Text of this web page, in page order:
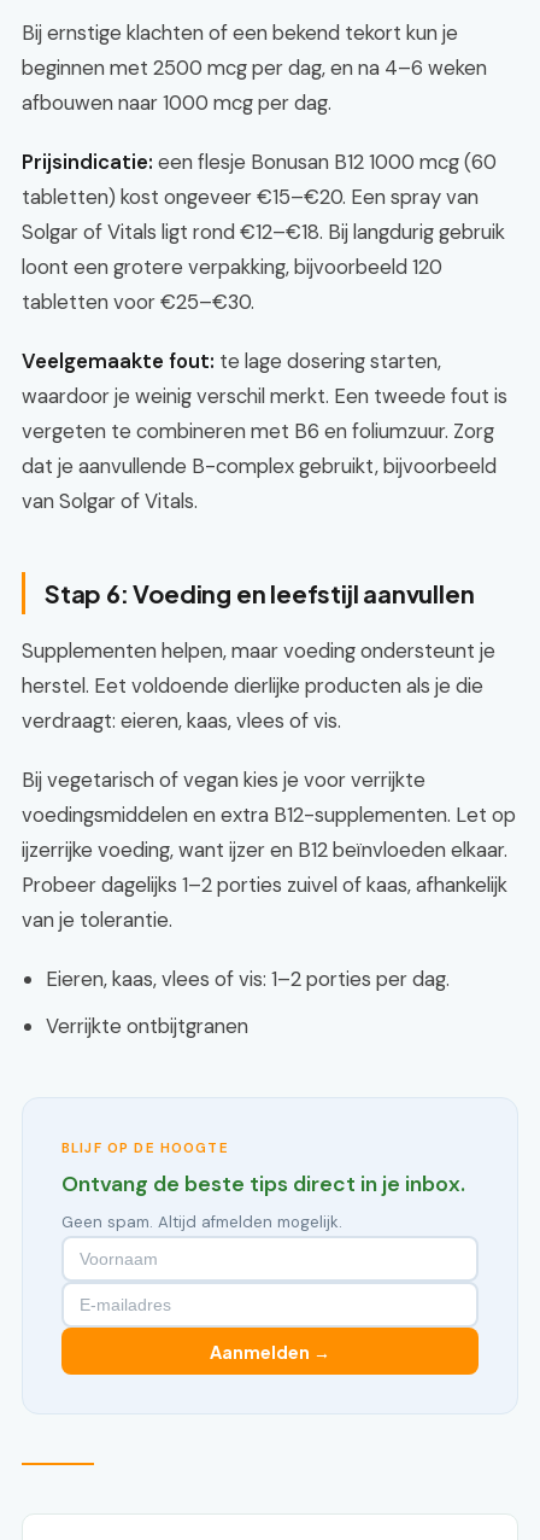
Bij ernstige klachten of een bekend tekort kun je
beginnen met 2500 mcg per dag, en na 4–6 weken
afbouwen naar 1000 mcg per dag.
Prijsindicatie: een flesje Bonusan B12 1000 mcg (60
tabletten) kost ongeveer €15–€20. Een spray van
Solgar of Vitals ligt rond €12–€18. Bij langdurig gebruik
loont een grotere verpakking, bijvoorbeeld 120
tabletten voor €25–€30.
Veelgemaakte fout: te lage dosering starten,
waardoor je weinig verschil merkt. Een tweede fout is
vergeten te combineren met B6 en foliumzuur. Zorg
dat je aanvullende B-complex gebruikt, bijvoorbeeld
van Solgar of Vitals.
Stap 6: Voeding en leefstijl aanvullen
Supplementen helpen, maar voeding ondersteunt je
herstel. Eet voldoende dierlijke producten als je die
verdraagt: eieren, kaas, vlees of vis.
Bij vegetarisch of vegan kies je voor verrijkte
voedingsmiddelen en extra B12-supplementen. Let op
ijzerrijke voeding, want ijzer en B12 beïnvloeden elkaar.
Probeer dagelijks 1–2 porties zuivel of kaas, afhankelijk
van je tolerantie.
Eieren, kaas, vlees of vis: 1–2 porties per dag.
Verrijkte ontbijtgranen
BLIJF OP DE HOOGTE
Ontvang de beste tips direct in je inbox.
Geen spam. Altijd afmelden mogelijk.
Aanmelden →